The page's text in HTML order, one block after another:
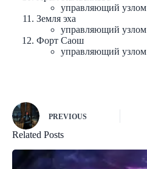
управляющий узлом
Земля эха
управляющий узлом
Форт Саош
управляющий узлом
PREVIOUS
Related Posts